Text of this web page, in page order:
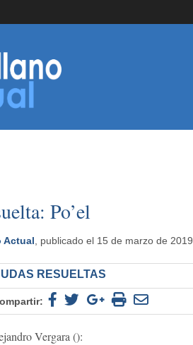
Po’el
Actual , publicado el 15 de marzo de 2019
RESUELTAS
Vergara ():